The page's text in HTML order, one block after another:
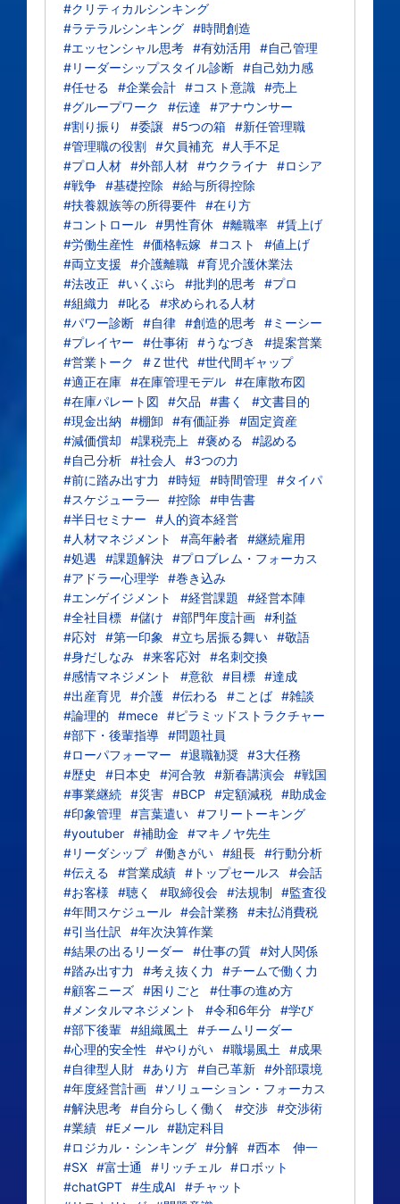
#クリティカルシンキング
#ラテラルシンキング #時間創造
#エッセンシャル思考 #有効活用
#自己管理
#リーダーシップスタイル診断 #自己効力感
#任せる
#企業会計 #コスト意識 #売上
#グループワーク
#伝達
#アナウンサー
#割り振り
#委譲 #5つの箱 #新任管理職
#管理職の役割 #欠員補充 #人手不足
#プロ人材 #外部人材 #ウクライナ
#ロシア
#戦争 #基礎控除
#給与所得控除
#扶養親族等の所得要件 #在り方
#コントロール #男性育休 #離職率 #賃上げ
#労働生産性
#価格転嫁 #コスト
#値上げ
#両立支援
#介護離職 #育児介護休業法
#法改正
#いくぷら #批判的思考 #プロ
#組織力
#叱る
#求められる人材
#パワー診断 #自律 #創造的思考 #ミーシー
#プレイヤー
#仕事術 #うなづき
#提案営業
#営業トーク
#Ｚ世代 #世代間ギャップ
#適正在庫 #在庫管理モデル #在庫散布図
#在庫パレート図
#欠品 #書く
#文書目的
#現金出納
#棚卸 #有価証券
#固定資産
#減価償却
#課税売上 #褒める
#認める
#自己分析 #社会人
#3つの力
#前に踏み出す力
#時短 #時間管理
#タイパ
#スケジューラ― #控除
#申告書
#半日セミナー
#人的資本経営
#人材マネジメント
#高年齢者 #継続雇用
#処遇
#課題解決 #プロブレム・フォーカス
#アドラー心理学 #巻き込み
#エンゲイジメント
#経営課題
#経営本陣
#全社目標 #儲け #部門年度計画 #利益
#応対 #第一印象 #立ち居振る舞い #敬語
#身だしなみ #来客応対 #名刺交換
#感情マネジメント
#意欲 #目標 #達成
#出産育児
#介護 #伝わる #ことば #雑談
#論理的
#mece #ピラミッドストラクチャー
#部下・後輩指導 #問題社員
#ローパフォーマー
#退職勧奨 #3大任務
#歴史
#日本史 #河合敦 #新春講演会 #戦国
#事業継続 #災害 #BCP #定額減税 #助成金
#印象管理
#言葉遣い #フリートーキング
#youtuber #補助金
#マキノヤ先生
#リーダシップ #働きがい #組長 #行動分析
#伝える
#営業成績 #トップセールス
#会話
#お客様
#聴く #取締役会 #法規制
#監査役
#年間スケジュール #会計業務
#未払消費税
#引当仕訳
#年次決算作業
#結果の出るリーダー
#仕事の質 #対人関係
#踏み出す力
#考え抜く力
#チームで働く力
#顧客ニーズ #困りごと
#仕事の進め方
#メンタルマネジメント
#令和6年分 #学び
#部下後輩 #組織風土
#チームリーダー
#心理的安全性
#やりがい #職場風土
#成果
#自律型人財 #あり方 #自己革新 #外部環境
#年度経営計画 #ソリューション・フォーカス
#解決思考 #自分らしく働く #交渉 #交渉術
#業績 #Eメール #勘定科目
#ロジカル・シンキング #分解 #西本 伸一
#SX #富士通 #リッチェル #ロボット
#chatGPT #生成AI
#チャット